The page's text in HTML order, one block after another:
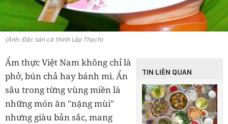
(Ảnh: Đặc sản cá thính Lập Thạch)
TIN LIÊN QUAN
Ẩm thực Việt Nam không chỉ là
phở, bún chả hay bánh mì. Ẩn
sâu trong từng vùng miền là
những món ăn "nặng mùi"
nhưng giàu bản sắc, mang